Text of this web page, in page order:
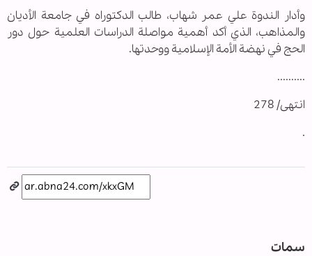
وأدار الندوة علي عمر شهاب، طالب الدكتوراه في جامعة الأديان
والمذاهب، الذي أكد أهمية مواصلة الدراسات العلمية حول دور
الحج في نهضة الأمة الإسلامية ووحدتها.
..........
انتهى/ 278
.
سمات